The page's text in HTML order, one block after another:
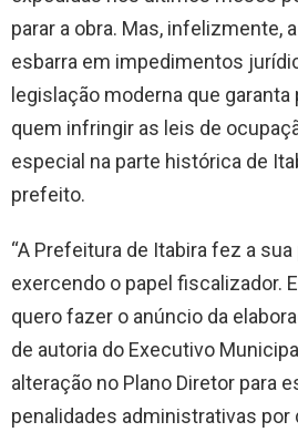
parar a obra. Mas, infelizmente,
esbarra em impedimentos
legislação moderna que garanta
quem infringir as leis de
especial na parte histórica de
prefeito.
“A Prefeitura de Itabira fez a
exercendo o papel fiscalizador.
quero fazer o anúncio da
de autoria do Executivo
alteração no Plano Diretor para
penalidades administrativas por